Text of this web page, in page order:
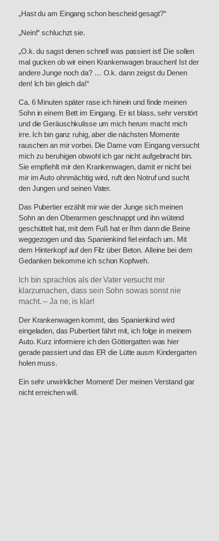
„Hast du am Eingang schon bescheid gesagt?“
„Nein!“ schluchzt sie.
„O.k. du sagst denen schnell was passiert ist! Die sollen
mal gucken ob wir einen Krankenwagen brauchen! Ist der
andere Junge noch da? … O.k. dann zeigst du Denen
den! Ich bin gleich da!“
Ca. 6 Minuten später rase ich hinein und finde meinen
Sohn in einem Bett im Eingang. Er ist blass, sehr verstört
und die Geräuschkulisse um mich herum macht mich
irre. Ich bin ganz ruhig, aber die nächsten Momente
rauschen an mir vorbei. Die Dame vom Eingang versucht
mich zu beruhigen obwohl ich gar nicht aufgebracht bin.
Sie empfiehlt mir den Krankenwagen, damit er nicht bei
mir im Auto ohnmächtig wird, ruft den Notruf und sucht
den Jungen und seinen Vater.
Das Pubertier erzählt mir wie der Junge sich meinen
Sohn an den Oberarmen geschnappt und ihn wütend
geschüttelt hat, mit dem Fuß hat er Ihm dann die Beine
weggezogen und das Spanienkind fiel einfach um. Mit
dem Hinterkopf auf den Filz über Beton. Alleine bei dem
Gedanken bekomme ich schon Kopfweh.
Ich bin sprachlos als der Vater versucht mir
klarzumachen, dass sein Sohn sowas sonst nie
macht. – Ja ne, is klar!
Der Krankenwagen kommt, das Spanienkind wird
eingeladen, das Pubertiert fährt mit, ich folge in meinem
Auto. Kurz informiere ich den Göttergatten was hier
gerade passiert und das ER die Lütte ausm Kindergarten
holen muss.
Ein sehr unwirklicher Moment! Der meinen Verstand gar
nicht erreichen will.